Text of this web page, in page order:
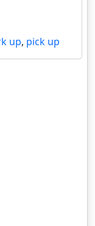
up, pick up